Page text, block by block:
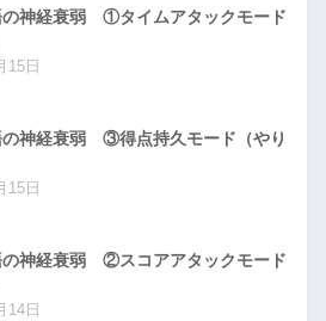
の神経衰弱 ①タイムアタックモード
15日
の神経衰弱 ③得点持久モード（やり
15日
の神経衰弱 ②スコアアタックモード
14日